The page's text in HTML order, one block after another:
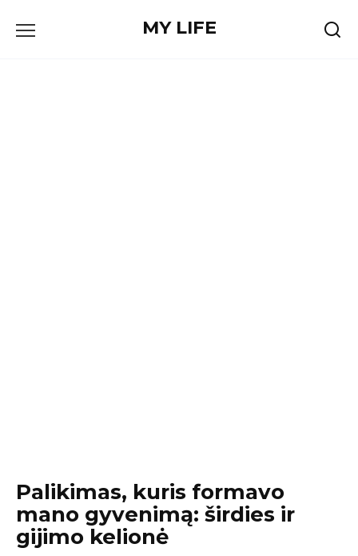
MY LIFE
Palikimas, kuris formavo
mano gyvenimą: širdies ir
gijimo kelionė